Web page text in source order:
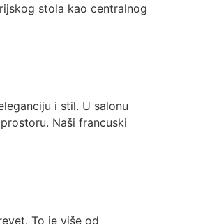
stola kao centralnog
i stil. U salonu
Naši francuski
To je više od